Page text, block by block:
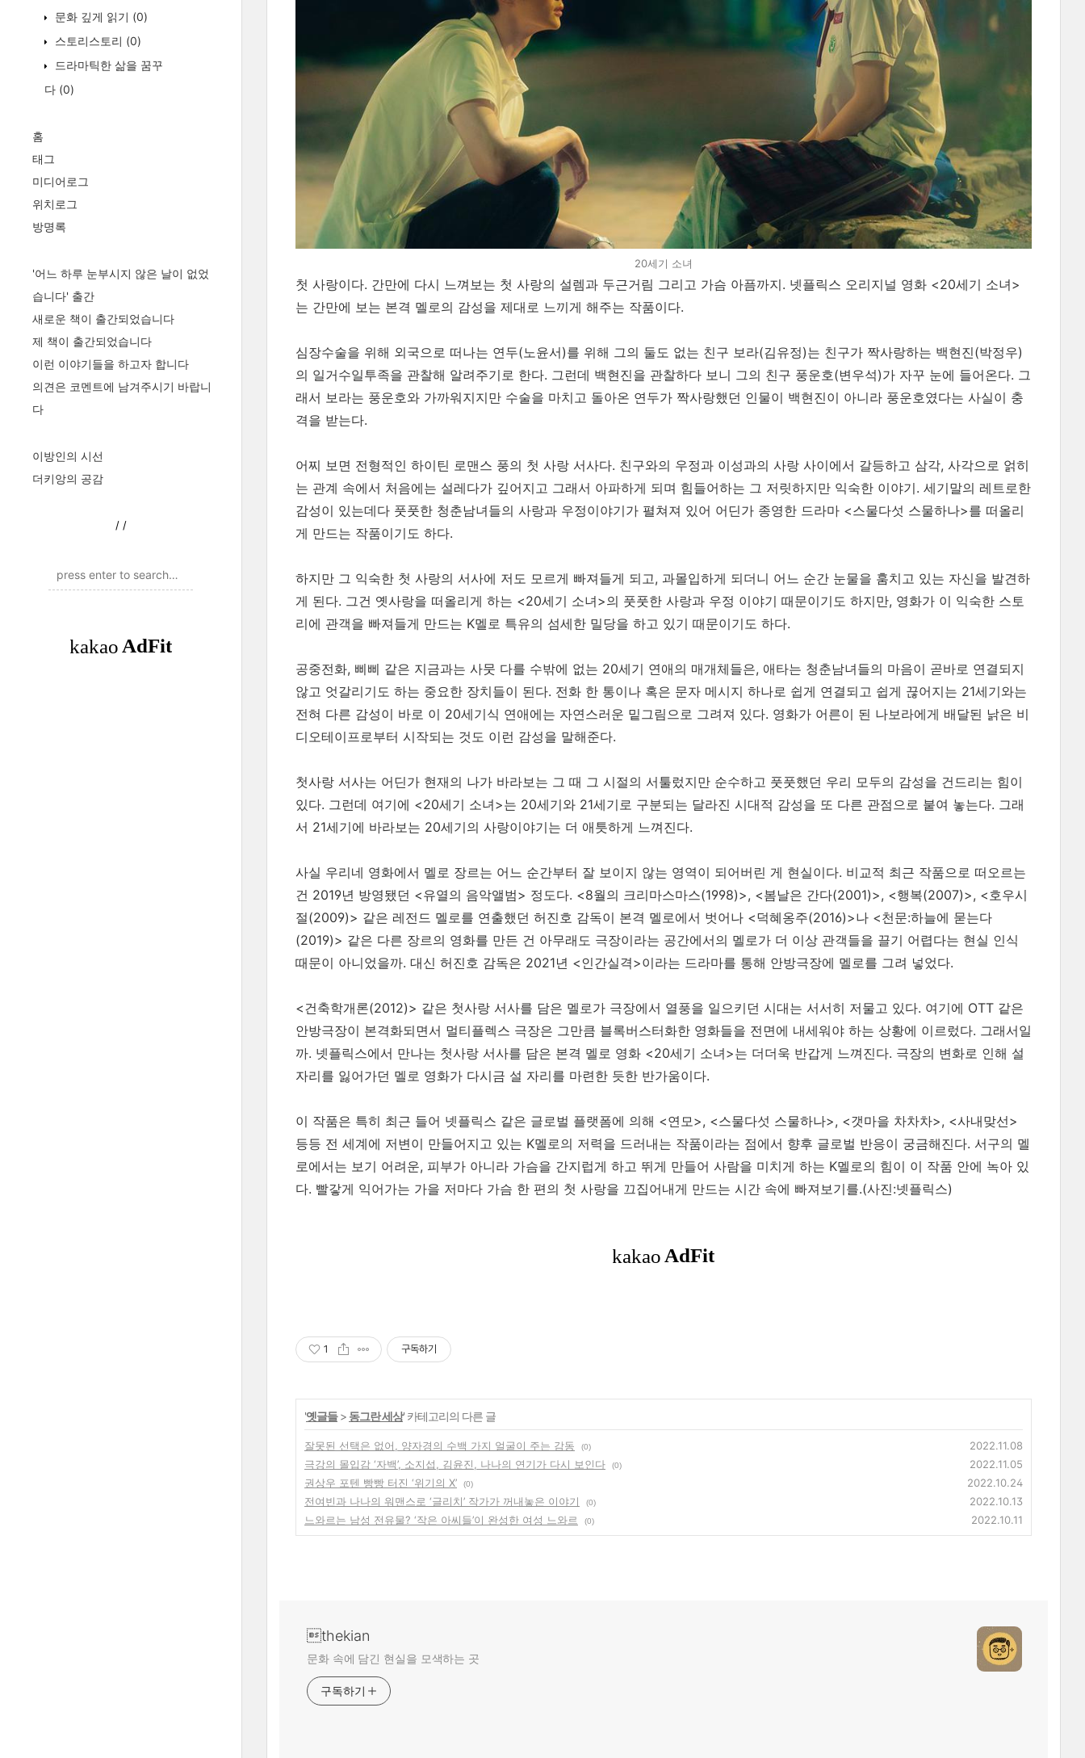
문화 깊게 읽기 (0)
스토리스토리 (0)
드라마틱한 삶을 꿈꾸
다 (0)
홈
태그
미디어로그
위치로그
방명록
'어느 하루 눈부시지 않은 날이 없었
습니다' 출간
새로운 책이 출간되었습니다
제 책이 출간되었습니다
이런 이야기들을 하고자 합니다
의견은 코멘트에 남겨주시기 바랍니
다
이방인의 시선
더키앙의 공감
/ /
20세기 소녀
첫 사랑이다. 간만에 다시 느껴보는 첫 사랑의 설렘과 두근거림 그리고 가슴 아픔까지. 넷플릭스 오리지널 영화 <20세기 소녀>
는 간만에 보는 본격 멜로의 감성을 제대로 느끼게 해주는 작품이다.
심장수술을 위해 외국으로 떠나는 연두(노윤서)를 위해 그의 둘도 없는 친구 보라(김유정)는 친구가 짝사랑하는 백현진(박정우)
의 일거수일투족을 관찰해 알려주기로 한다. 그런데 백현진을 관찰하다 보니 그의 친구 풍운호(변우석)가 자꾸 눈에 들어온다. 그
래서 보라는 풍운호와 가까워지지만 수술을 마치고 돌아온 연두가 짝사랑했던 인물이 백현진이 아니라 풍운호였다는 사실이 충
격을 받는다.
어찌 보면 전형적인 하이틴 로맨스 풍의 첫 사랑 서사다. 친구와의 우정과 이성과의 사랑 사이에서 갈등하고 삼각, 사각으로 얽히
는 관계 속에서 처음에는 설레다가 깊어지고 그래서 아파하게 되며 힘들어하는 그 저릿하지만 익숙한 이야기. 세기말의 레트로한
감성이 있는데다 풋풋한 청춘남녀들의 사랑과 우정이야기가 펼쳐져 있어 어딘가 종영한 드라마 <스물다섯 스물하나>를 떠올리
게 만드는 작품이기도 하다.
하지만 그 익숙한 첫 사랑의 서사에 저도 모르게 빠져들게 되고, 과몰입하게 되더니 어느 순간 눈물을 훔치고 있는 자신을 발견하
게 된다. 그건 옛사랑을 떠올리게 하는 <20세기 소녀>의 풋풋한 사랑과 우정 이야기 때문이기도 하지만, 영화가 이 익숙한 스토
리에 관객을 빠져들게 만드는 K멜로 특유의 섬세한 밀당을 하고 있기 때문이기도 하다.
공중전화, 삐삐 같은 지금과는 사뭇 다를 수밖에 없는 20세기 연애의 매개체들은, 애타는 청춘남녀들의 마음이 곧바로 연결되지
않고 엇갈리기도 하는 중요한 장치들이 된다. 전화 한 통이나 혹은 문자 메시지 하나로 쉽게 연결되고 쉽게 끊어지는 21세기와는
전혀 다른 감성이 바로 이 20세기식 연애에는 자연스러운 밑그림으로 그려져 있다. 영화가 어른이 된 나보라에게 배달된 낡은 비
디오테이프로부터 시작되는 것도 이런 감성을 말해준다.
첫사랑 서사는 어딘가 현재의 나가 바라보는 그 때 그 시절의 서툴렀지만 순수하고 풋풋했던 우리 모두의 감성을 건드리는 힘이
있다. 그런데 여기에 <20세기 소녀>는 20세기와 21세기로 구분되는 달라진 시대적 감성을 또 다른 관점으로 붙여 놓는다. 그래
서 21세기에 바라보는 20세기의 사랑이야기는 더 애틋하게 느껴진다.
사실 우리네 영화에서 멜로 장르는 어느 순간부터 잘 보이지 않는 영역이 되어버린 게 현실이다. 비교적 최근 작품으로 떠오르는
건 2019년 방영됐던 <유열의 음악앨범> 정도다. <8월의 크리마스마스(1998)>, <봄날은 간다(2001)>, <행복(2007)>, <호우시
절(2009)> 같은 레전드 멜로를 연출했던 허진호 감독이 본격 멜로에서 벗어나 <덕혜옹주(2016)>나 <천문:하늘에 묻는다
(2019)> 같은 다른 장르의 영화를 만든 건 아무래도 극장이라는 공간에서의 멜로가 더 이상 관객들을 끌기 어렵다는 현실 인식
때문이 아니었을까. 대신 허진호 감독은 2021년 <인간실격>이라는 드라마를 통해 안방극장에 멜로를 그려 넣었다.
<건축학개론(2012)> 같은 첫사랑 서사를 담은 멜로가 극장에서 열풍을 일으키던 시대는 서서히 저물고 있다. 여기에 OTT 같은
안방극장이 본격화되면서 멀티플렉스 극장은 그만큼 블록버스터화한 영화들을 전면에 내세워야 하는 상황에 이르렀다. 그래서일
까. 넷플릭스에서 만나는 첫사랑 서사를 담은 본격 멜로 영화 <20세기 소녀>는 더더욱 반갑게 느껴진다. 극장의 변화로 인해 설
자리를 잃어가던 멜로 영화가 다시금 설 자리를 마련한 듯한 반가움이다.
이 작품은 특히 최근 들어 넷플릭스 같은 글로벌 플랫폼에 의해 <연모>, <스물다섯 스물하나>, <갯마을 차차차>, <사내맞선>
등등 전 세계에 저변이 만들어지고 있는 K멜로의 저력을 드러내는 작품이라는 점에서 향후 글로벌 반응이 궁금해진다. 서구의 멜
로에서는 보기 어려운, 피부가 아니라 가슴을 간지럽게 하고 뛰게 만들어 사람을 미치게 하는 K멜로의 힘이 이 작품 안에 녹아 있
다. 빨갛게 익어가는 가을 저마다 가슴 한 편의 첫 사랑을 끄집어내게 만드는 시간 속에 빠져보기를.(사진:넷플릭스)
1 구독하기
'옛글들> 동그란 세상' 카테고리의 다른 글
잘못된 선택은 없어, 양자경의 수백 가지 얼굴이 주는 감동 (0)
2022.11.08
극강의 몰입감 ‘자백’, 소지섭, 김윤진, 나나의 연기가 다시 보인다
(0)
2022.11.05
권상우 포텐 빵빵 터진 ‘위기의 X’
(0)
2022.10.24
전여빈과 나나의 워맨스로 ‘글리치’ 작가가 꺼내놓은 이야기
(0)
2022.10.13
느와르는 남성 전유물? ‘작은 아씨들’이 완성한 여성 느와르
(0) 2022.10.11
thekian
문화 속에 담긴 현실을 모색하는 곳
구독하기